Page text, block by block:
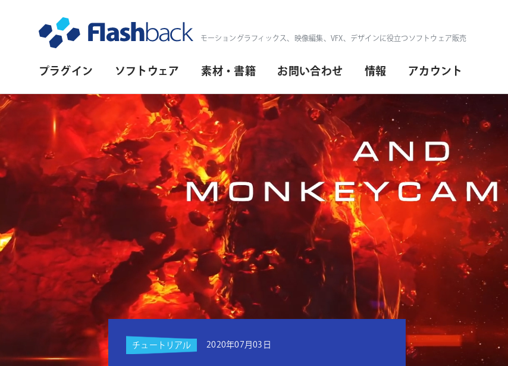
モーショングラフィックス、映像編集、VFX、デザインに役立つソフトウェア販売
プ
イ
リ・
ナ
ー
シ
ョ
ン
プラグイン ソフトウェア 素材・書籍 お問い合わせ 情報 アカウント
チュートリアル 2020年07月03日